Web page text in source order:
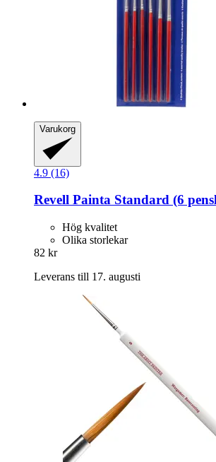
Varukorg
4.9 (16)
Revell Painta Standard (6
Hög kvalitet
Olika storlekar
82 kr
Leverans till 17. augusti